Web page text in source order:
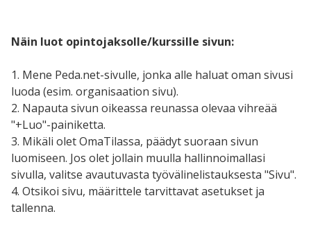
Näin luot opintojaksolle/kurssille sivun:
1. Mene Peda.net-sivulle, jonka alle haluat oman sivusi
luoda (esim. organisaation sivu).
2. Napauta sivun oikeassa reunassa olevaa vihreää
"+Luo"-painiketta.
3. Mikäli olet OmaTilassa, päädyt suoraan sivun
luomiseen. Jos olet jollain muulla hallinnoimallasi
sivulla, valitse avautuvasta työvälinelistauksesta "Sivu".
4. Otsikoi sivu, määrittele tarvittavat asetukset ja
tallenna.